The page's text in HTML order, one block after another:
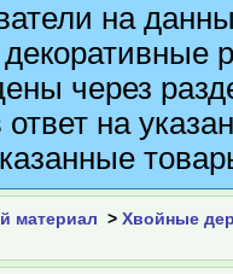
на
через
на
материал > Хвойные